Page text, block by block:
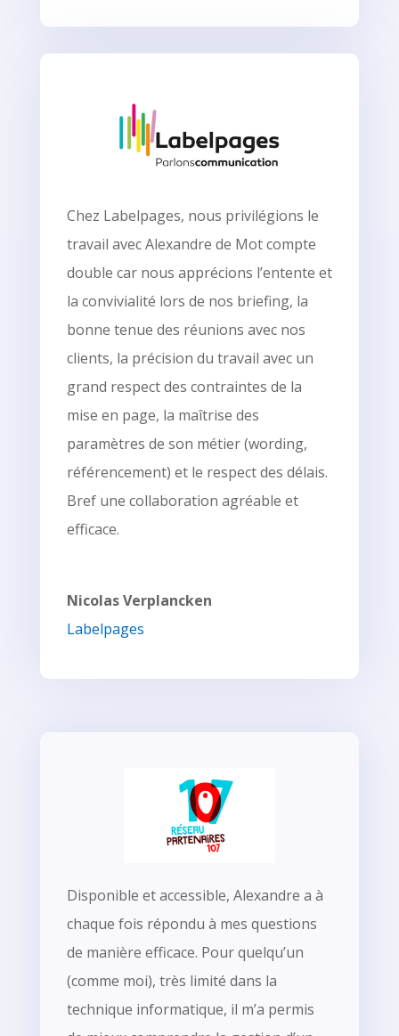
Chez Labelpages, nous privilégions le
travail avec Alexandre de Mot compte
double car nous apprécions l’entente et
la convivialité lors de nos briefing, la
bonne tenue des réunions avec nos
clients, la précision du travail avec un
grand respect des contraintes de la
mise en page, la maîtrise des
paramètres de son métier (wording,
référencement) et le respect des délais.
Bref une collaboration agréable et
efficace.
Nicolas Verplancken
Labelpages
Disponible et accessible, Alexandre a à
chaque fois répondu à mes questions
de manière efficace. Pour quelqu’un
(comme moi), très limité dans la
technique informatique, il m’a permis